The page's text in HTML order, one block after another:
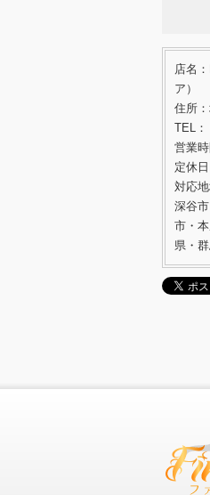
店名
ア）
住所
TEL：
営業
定休
対応地
深谷
市・
県・